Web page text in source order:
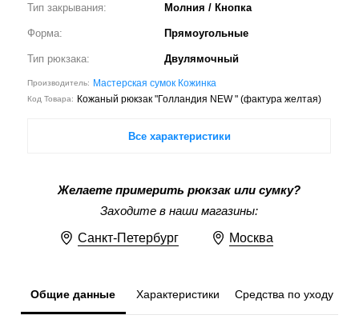
Тип закрывания: Молния / Кнопка
Форма: Прямоугольные
Тип рюкзака: Двулямочный
Производитель: Мастерская сумок Кожинка
Код Товара: Кожаный рюкзак "Голландия NEW " (фактура желтая)
Все характеристики
Желаете примерить рюкзак или сумку?
Заходите в наши магазины:
Санкт-Петербург Москва
Общие данные Характеристики Средства по уходу